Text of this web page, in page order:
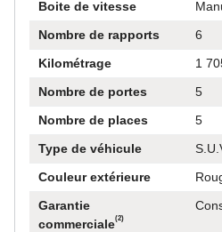
Boite de vitesse
Nombre de rapports
6
Kilométrage
1
Nombre de portes
5
Nombre de places
5
Type de véhicule
Couleur extérieure
Garantie
commerciale(2)